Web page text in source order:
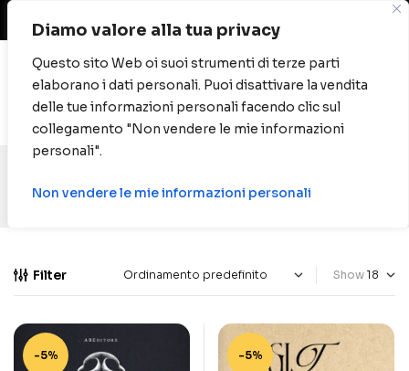
Diamo valore alla tua privacy
Questo sito Web oi suoi strumenti di terze parti
elaborano i dati personali. Puoi disattivare la vendita
delle tue informazioni personali facendo clic sul
collegamento "Non vendere le mie informazioni
personali".
Non vendere le mie informazioni personali
Spese di spedizione gratuite per ordini oltre
0
Filter Show
-5% -5%